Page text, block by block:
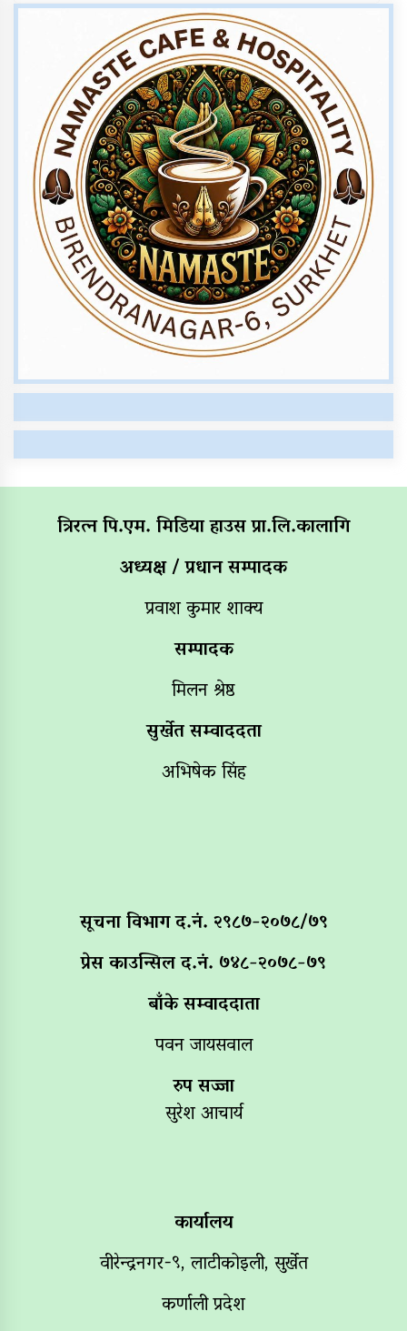
त्रिरत्न पि.एम. मिडिया हाउस प्रा.लि.कालागि
अध्यक्ष / प्रधान सम्पादक
प्रवाश कुमार शाक्य
सम्पादक
मिलन श्रेष्ठ
सुर्खेत सम्वाददता
अभिषेक सिंह
सूचना विभाग द‌.नं. २९८७-२०७८/७९
प्रेस काउन्सिल द.नं. ७४८-२०७८-७९
बाँके सम्वाददाता
पवन जायसवाल
रुप सज्जा
सुरेश आचार्य
कार्यालय
वीरेन्द्रनगर-९, लाटीकोइली, सुर्खेत
कर्णाली प्रदेश